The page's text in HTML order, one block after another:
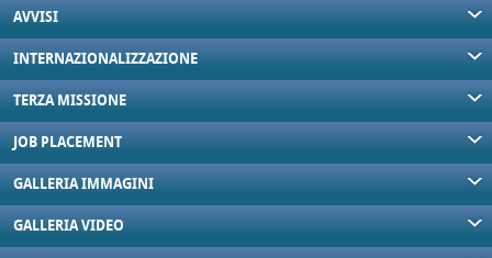
AVVISI
INTERNAZIONALIZZAZIONE
TERZA MISSIONE
JOB PLACEMENT
GALLERIA IMMAGINI
GALLERIA VIDEO